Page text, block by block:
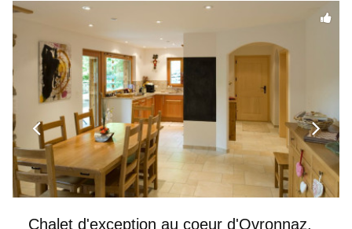
Chalet d'exception au coeur d'Ovronnaz,